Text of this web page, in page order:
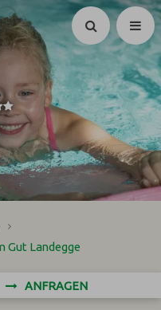
Suchen
****
Gut Landegge
ANFRAGEN